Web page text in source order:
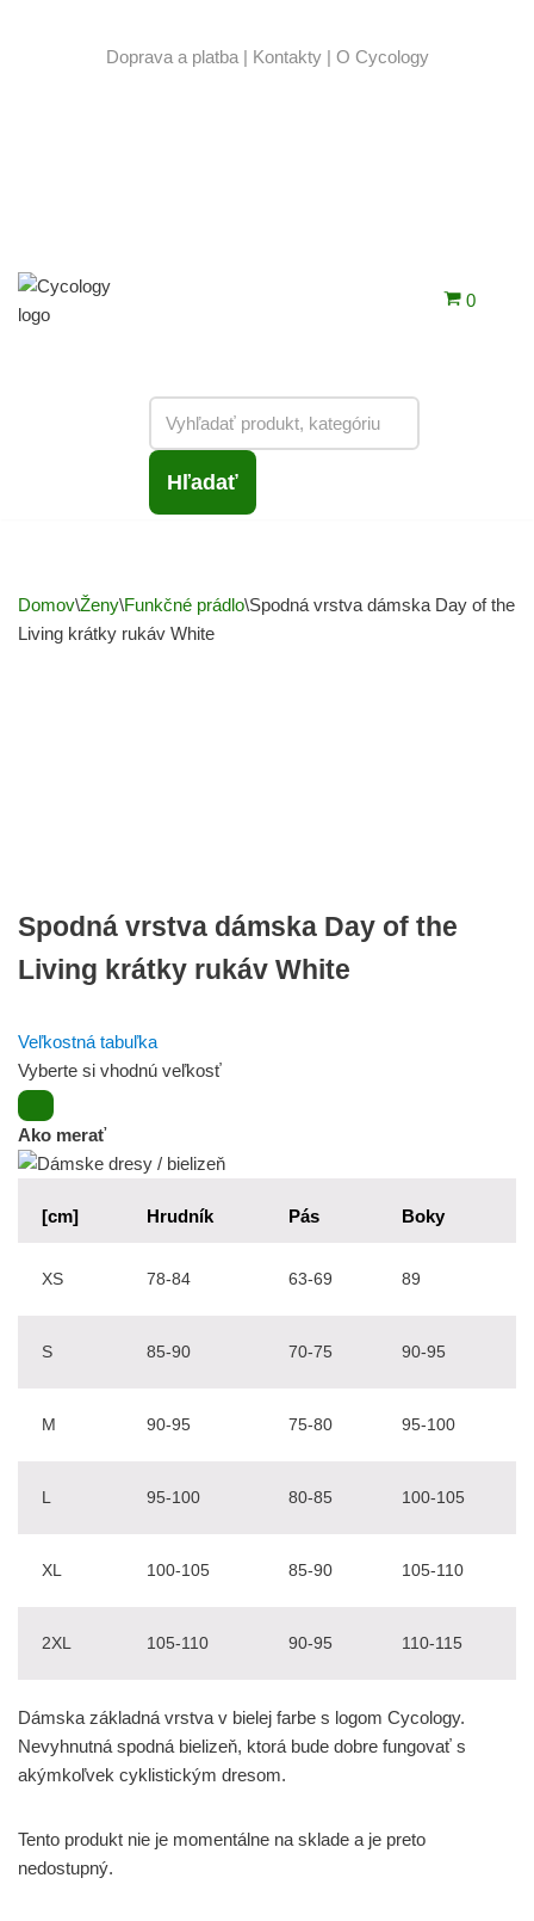
Doprava a platba| Kontakty| O Cycology
Hľadať
0
Domov\Ženy\Funkčné prádlo\Spodná vrstva dámska Day of the
Living krátky rukáv White
Spodná vrstva dámska Day of the
Living krátky rukáv White
Veľkostná tabuľka
Vyberte si vhodnú veľkosť
Ako merať
[cm] Hrudník Pás Boky
XS 78-84 63-69 89
S 85-90 70-75 90-95
M 90-95 75-80 95-100
L 95-100 80-85 100-105
XL 100-105 85-90 105-110
2XL 105-110 90-95 110-115
Dámska základná vrstva v bielej farbe s logom Cycology.
Nevyhnutná spodná bielizeň, ktorá bude dobre fungovať s
akýmkoľvek cyklistickým dresom.
Tento produkt nie je momentálne na sklade a je preto
nedostupný.